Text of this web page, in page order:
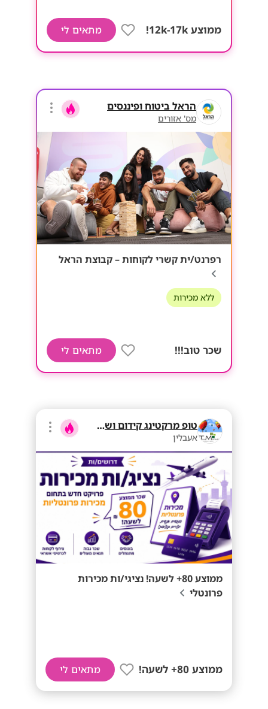
ממוצע 12k-17k! מתאים לי
הראל ביטוח ופיננסים
מס' אזורים
רפרנט/ית קשרי לקוחות – קבוצת הראל
ללא מכירות
שכר טוב!!! מתאים לי
טופ מרקטינג קידום ושיווק בע"מ
אעבלין
ממוצע 80+ לשעה! נציגי/ות מכירות
פרונטלי
ממוצע 80+ לשעה! מתאים לי